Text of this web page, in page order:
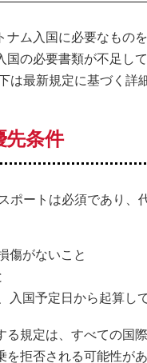
ム入国に必要なもの
の必要書類が不足し
は最新規定に基づく
先条件
ポートは必須であり、
傷がないこと
入国予定日から起算し
規定は、すべての国
拒否される可能性が